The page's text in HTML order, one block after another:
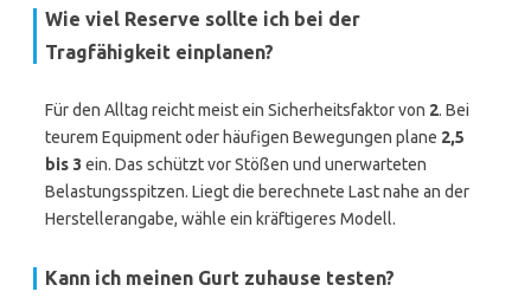
Wie viel Reserve sollte ich bei der
Tragfähigkeit einplanen?
Für den Alltag reicht meist ein Sicherheitsfaktor von 2. Bei
teurem Equipment oder häufigen Bewegungen plane 2,5
bis 3 ein. Das schützt vor Stößen und unerwarteten
Belastungsspitzen. Liegt die berechnete Last nahe an der
Herstellerangabe, wähle ein kräftigeres Modell.
Kann ich meinen Gurt zuhause testen?